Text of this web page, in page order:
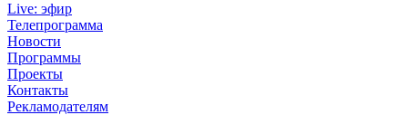
Live: эфир
Телепрограмма
Новости
Программы
Проекты
Контакты
Рекламодателям